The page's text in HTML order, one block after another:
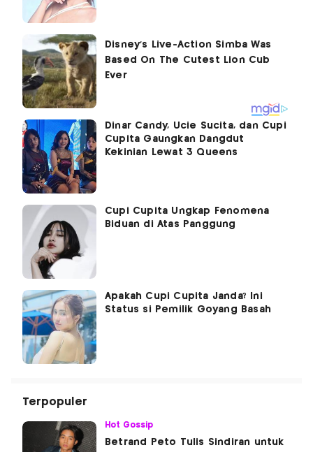
Dinar Candy, Ucie Sucita, dan Cupi
Cupita Gaungkan Dangdut
Kekinian Lewat 3 Queens
Cupi Cupita Ungkap Fenomena
Biduan di Atas Panggung
Apakah Cupi Cupita Janda? Ini
Status si Pemilik Goyang Basah
Terpopuler
Hot Gossip
Betrand Peto Tulis Sindiran untuk